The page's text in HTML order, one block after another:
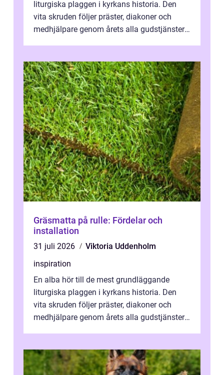
liturgiska plaggen i kyrkans historia. Den
vita skruden följer präster, diakoner och
medhjälpare genom årets alla gudstjänster,
Gräsmatta på rulle: Fördelar och
installation
31 juli 2026
Viktoria Uddenholm
inspiration
En alba hör till de mest grundläggande
liturgiska plaggen i kyrkans historia. Den
vita skruden följer präster, diakoner och
medhjälpare genom årets alla gudstjänster,